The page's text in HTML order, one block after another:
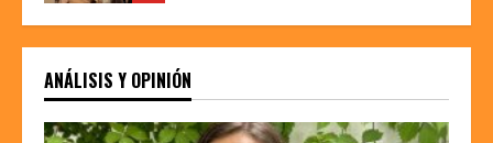
6
Costco de las farmacias»
ANÁLISIS Y OPINIÓN